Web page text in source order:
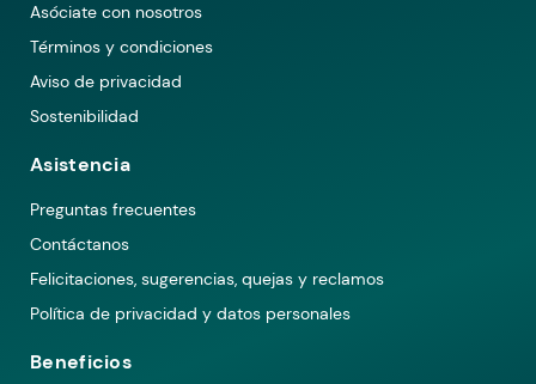
Asóciate con nosotros
Términos y condiciones
Aviso de privacidad
Sostenibilidad
Asistencia
Preguntas frecuentes
Contáctanos
Felicitaciones, sugerencias, quejas y reclamos
Política de privacidad y datos personales
Beneficios